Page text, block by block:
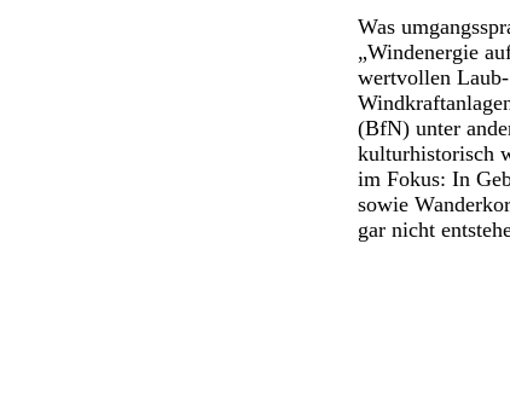
Was
„Windenergie
wertvollen
(BfN) unter
kulturhistorisch
im Fokus: In
sowie
gar nicht